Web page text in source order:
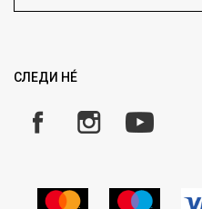
Замена и рефундација на
Плаќање
СЛЕДИ НÉ